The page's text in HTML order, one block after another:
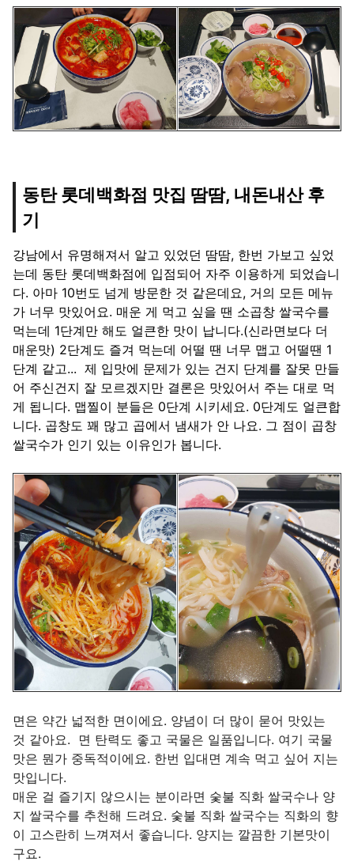
동탄 롯데백화점 맛집 땀땀, 내돈내산 후
기
강남에서 유명해져서 알고 있었던 땀땀, 한번 가보고 싶었
는데 동탄 롯데백화점에 입점되어 자주 이용하게 되었습니
다. 아마 10번도 넘게 방문한 것 같은데요, 거의 모든 메뉴
가 너무 맛있어요. 매운 게 먹고 싶을 땐 소곱창 쌀국수를
먹는데 1단계만 해도 얼큰한 맛이 납니다.(신라면보다 더
매운맛) 2단계도 즐겨 먹는데 어떨 땐 너무 맵고 어떨땐 1
단계 같고... 제 입맛에 문제가 있는 건지 단계를 잘못 만들
어 주신건지 잘 모르겠지만 결론은 맛있어서 주는 대로 먹
게 됩니다. 맵찔이 분들은 0단계 시키세요. 0단계도 얼큰합
니다. 곱창도 꽤 많고 곱에서 냄새가 안 나요. 그 점이 곱창
쌀국수가 인기 있는 이유인가 봅니다.
면은 약간 넓적한 면이에요. 양념이 더 많이 묻어 맛있는
것 같아요. 면 탄력도 좋고 국물은 일품입니다. 여기 국물
맛은 뭔가 중독적이에요. 한번 입대면 계속 먹고 싶어 지는
맛입니다.
매운 걸 즐기지 않으시는 분이라면 숯불 직화 쌀국수나 양
지 쌀국수를 추천해 드려요. 숯불 직화 쌀국수는 직화의 향
이 고스란히 느껴져서 좋습니다. 양지는 깔끔한 기본맛이
구요.